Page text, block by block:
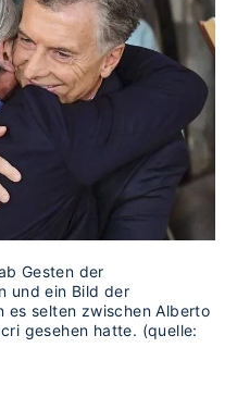
Gesten der
und ein Bild der
es selten zwischen Alberto
gesehen hatte. (quelle: